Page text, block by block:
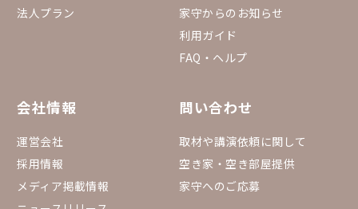
法人プラン
家守からのお知らせ
利用ガイド
FAQ・ヘルプ
会社情報
運営会社
採用情報
メディア掲載情報
問い合わせ
取材や講演依頼に関して
空き家・空き部屋提供
家守へのご応募